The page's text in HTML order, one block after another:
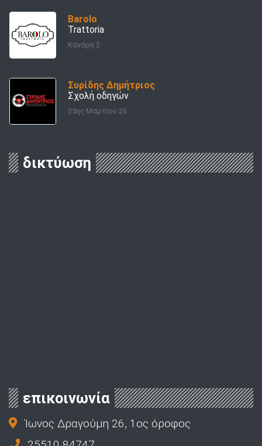
Barolo
Trattoria
Κανάρη 2
Συρίδης Δημήτριος
Σχολή οδηγών
25ης Μαρτίου 26
δικτύωση
επικοινωνία
Ίωνος Δραγούμη 26, 1ος όροφος